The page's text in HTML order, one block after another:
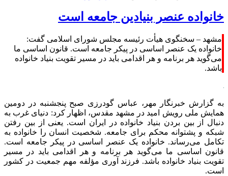
خانواده عنصر بنیادین جامعه است
مشهد – سخنگوی هیأت رئیسه مجلس شورای اسلامی گفت:
خانواده یک عنصر اساسی در پیکر جامعه است. قانون اساسی ما
می‌گوید هر برنامه و هر اقدامی باید در مسیر تقویت بنیاد خانواده
باشد.
به گزارش خبرنگار مهر، عباس گودرزی صبح پنجشنبه در دومین
همایش ملی رویش امید در مشهد مقدس، اظهار کرد: دنیای غرب به
دنبال از بین بردن بنیاد خانواده در ایران است. یعنی از بین رفتن
شبکه و پشتوانه محکم برای جامعه. شخصیت انسان را خانواده به
تکامل می‌رساند. خانواده یک عنصر اساسی در پیکر جامعه است.
قانون اساسی ما می‌گوید هر برنامه و هر اقدامی باید در مسیر
تقویت بنیاد خانواده باشد. فرزند آوری مؤلفه مهم جمعیت در کشور
است.